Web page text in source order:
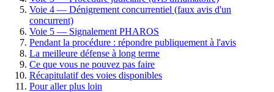
Voie 4 — Dénigrement concurrentiel (faux avis d'un
concurrent)
Voie 5 — Signalement PHAROS
Pendant la procédure : répondre publiquement à l'avis
La meilleure défense à long terme
Ce que vous ne pouvez pas faire
Récapitulatif des voies disponibles
Pour aller plus loin